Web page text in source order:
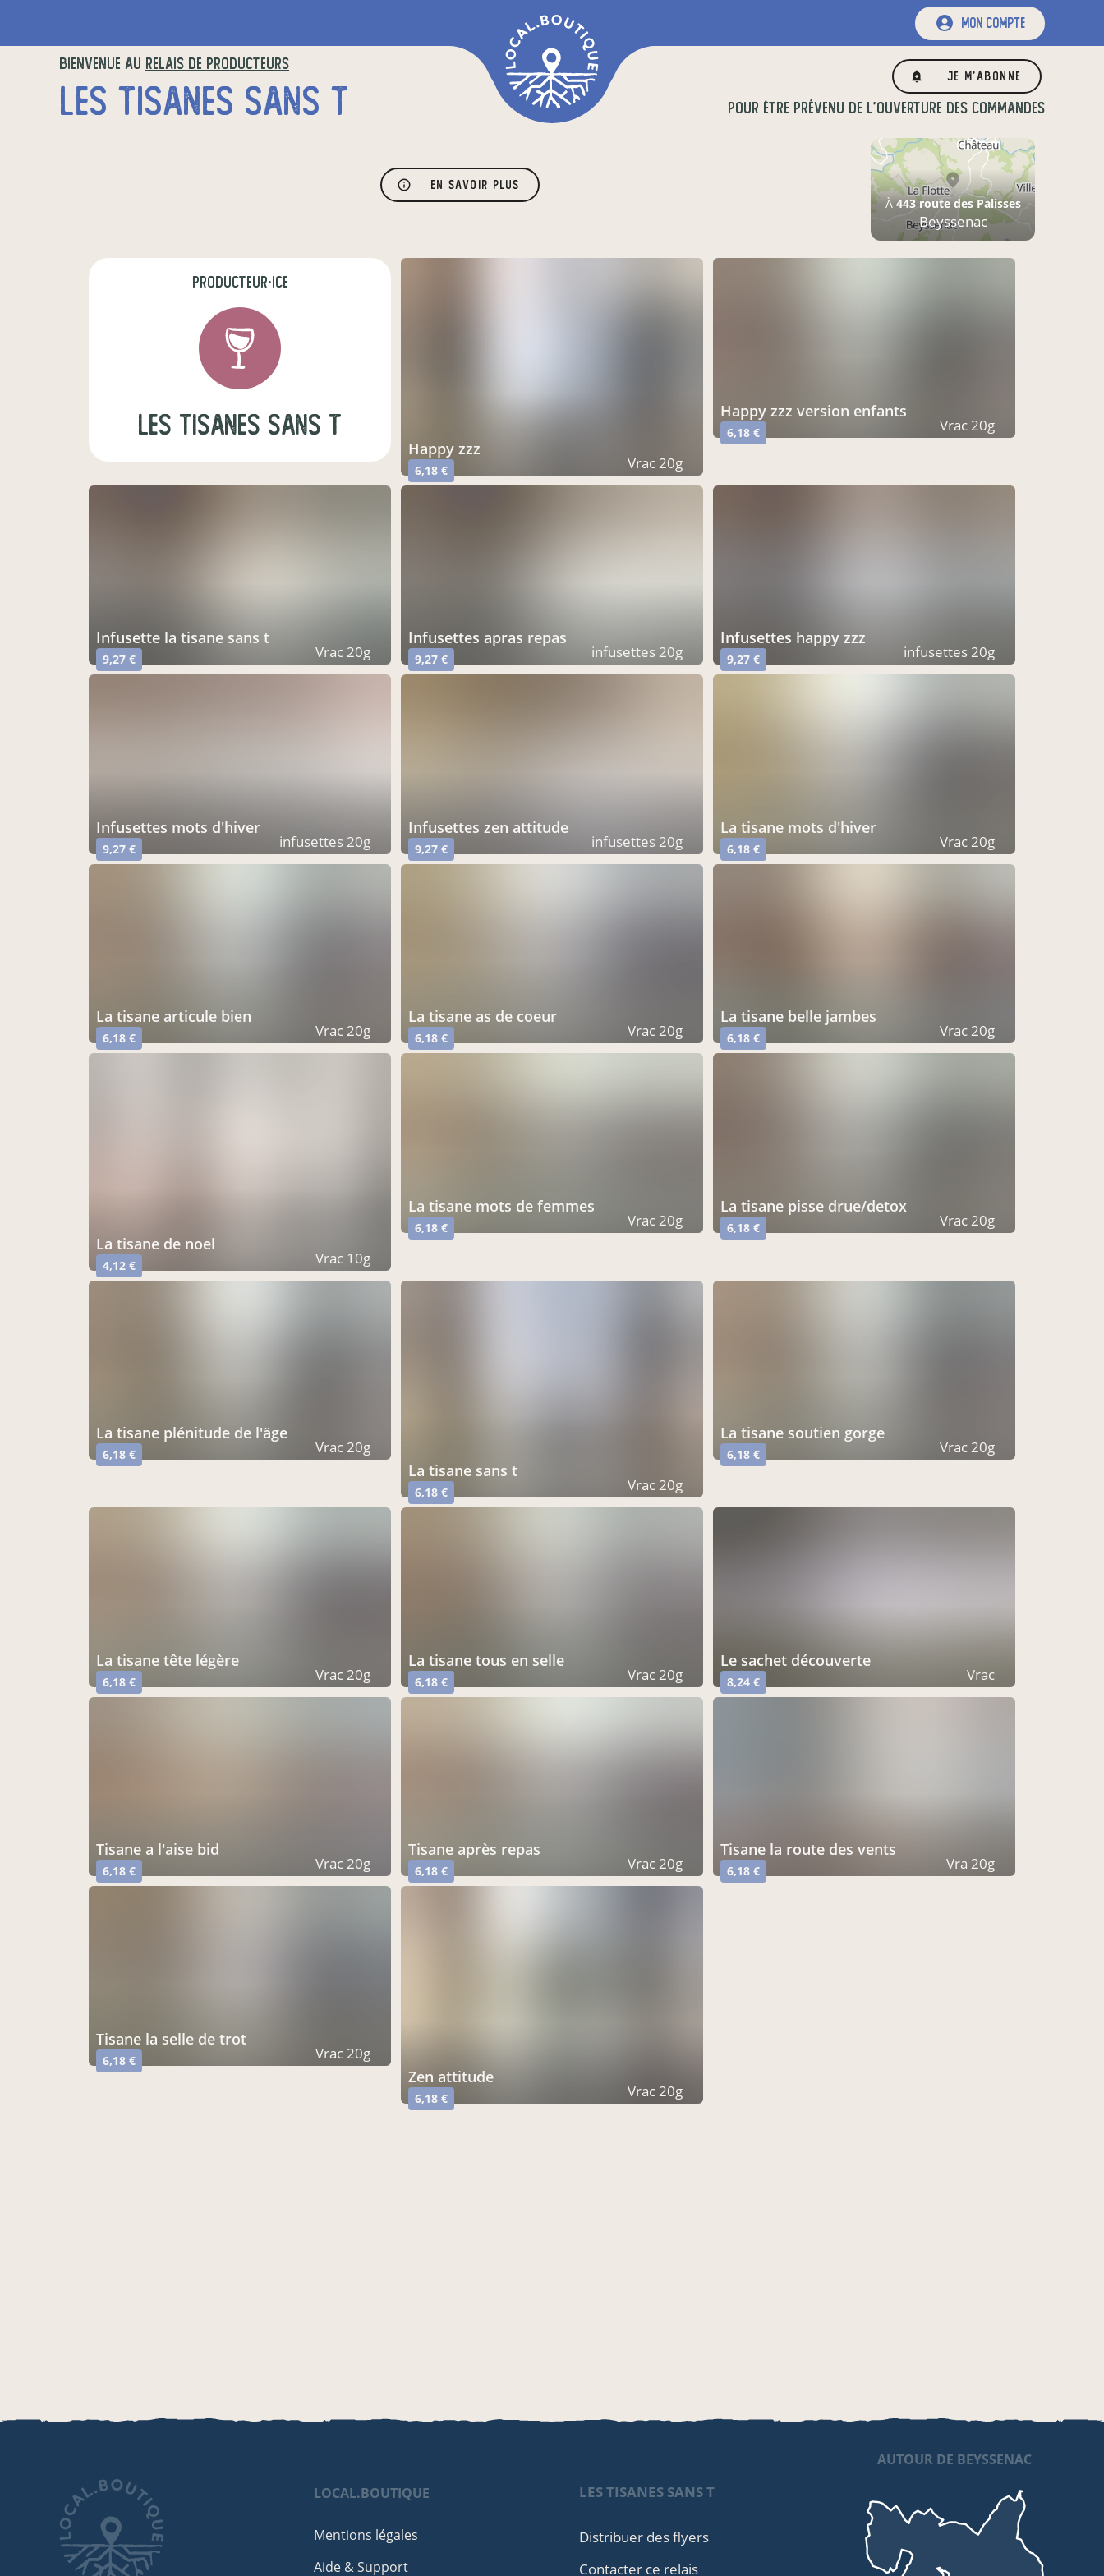
mon compte
BIENVENUE AU RELAIS DE PRODUCTEURS
LES TISANES SANS T
Je m'abonne
POUR ÊTRE PRÉVENU DE L'OUVERTURE DES COMMANDES
En savoir plus
À443 route des Palisses
Beyssenac
producteur·ice
Les tisanes sans T
happy zzz
6,18 € Vrac 20g
happy zzz version enfants
6,18 € Vrac 20g
infusette la tisane sans t
9,27 € Vrac 20g
infusettes apras repas
9,27 € infusettes 20g
infusettes happy zzz
9,27 € infusettes 20g
infusettes mots d'hiver
9,27 € infusettes 20g
infusettes zen attitude
9,27 € infusettes 20g
la tisane mots d'hiver
6,18 € Vrac 20g
la tisane articule bien
6,18 € Vrac 20g
la tisane as de coeur
6,18 € Vrac 20g
la tisane belle jambes
6,18 € Vrac 20g
la tisane de noel
4,12 € Vrac 10g
la tisane mots de femmes
6,18 € Vrac 20g
la tisane pisse drue/detox
6,18 € Vrac 20g
la tisane plénitude de l'äge
6,18 € Vrac 20g
la tisane sans t
6,18 € Vrac 20g
la tisane soutien gorge
6,18 € Vrac 20g
la tisane tête légère
6,18 € Vrac 20g
la tisane tous en selle
6,18 € Vrac 20g
le sachet découverte
8,24 € Vrac
tisane a l'aise bid
6,18 € Vrac 20g
tisane après repas
6,18 € Vrac 20g
tisane la route des vents
6,18 € Vra 20g
tisane la selle de trot
6,18 € Vrac 20g
zen attitude
6,18 € Vrac 20g
LOCAL.BOUTIQUE
Mentions légales
Aide & Support
LES TISANES SANS T
Distribuer des flyers
Contacter ce relais
AUTOUR DE BEYSSENAC